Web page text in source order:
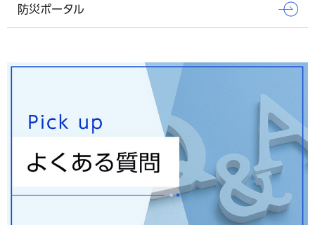
防災ポータル